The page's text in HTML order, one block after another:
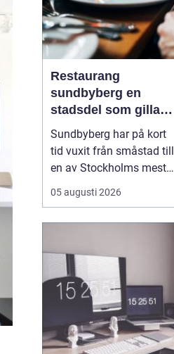
Restaurang
sundbyberg en
stadsdel som gillar
mat, sport och
spontana möten
Sundbyberg har på kort
tid vuxit från småstad till
en av Stockholms mest
levande knutpunkter.
Med nya bostäder,
också restauranglivet
tagit fart. Här blandas
kvarterskrogar, trendiga
bistron och sportbarer
05 augusti 2026